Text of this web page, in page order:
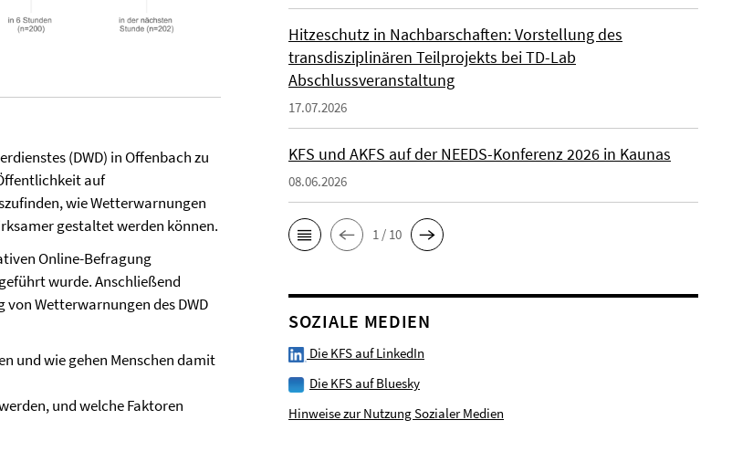
(DWD) in Offenbach zu
auf
wie Wetterwarnungen
gestaltet werden können.
Online-Befragung
wurde. Anschließend
Wetterwarnungen des DWD
und wie gehen Menschen damit
und welche Faktoren
Hitzeschutz in Nachbarschaften: Vorstellung des
transdisziplinären Teilprojekts bei TD-Lab
Abschlussveranstaltung
17.07.2026
KFS und AKFS auf der NEEDS-Konferenz 2026 in Kaunas
08.06.2026
1 / 10
SOZIALE MEDIEN
Die KFS auf LinkedIn
Die KFS auf Bluesky
Hinweise zur Nutzung Sozialer Medien